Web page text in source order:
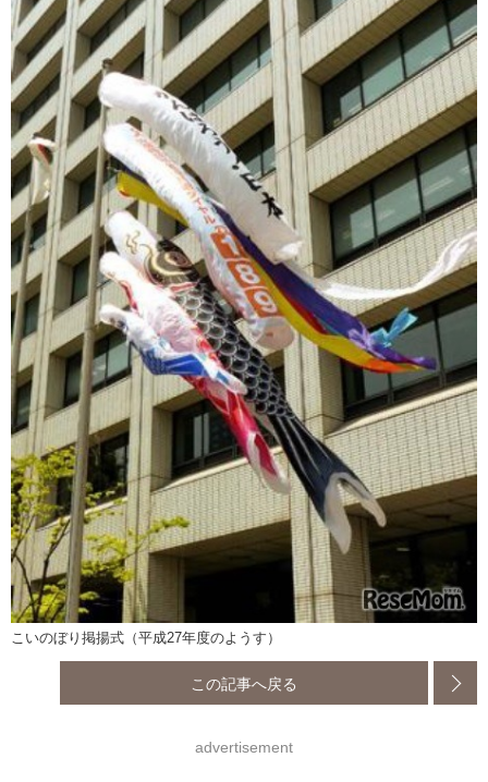
こいのぼり掲揚式（平成27年度のようす）
この記事へ戻る
advertisement